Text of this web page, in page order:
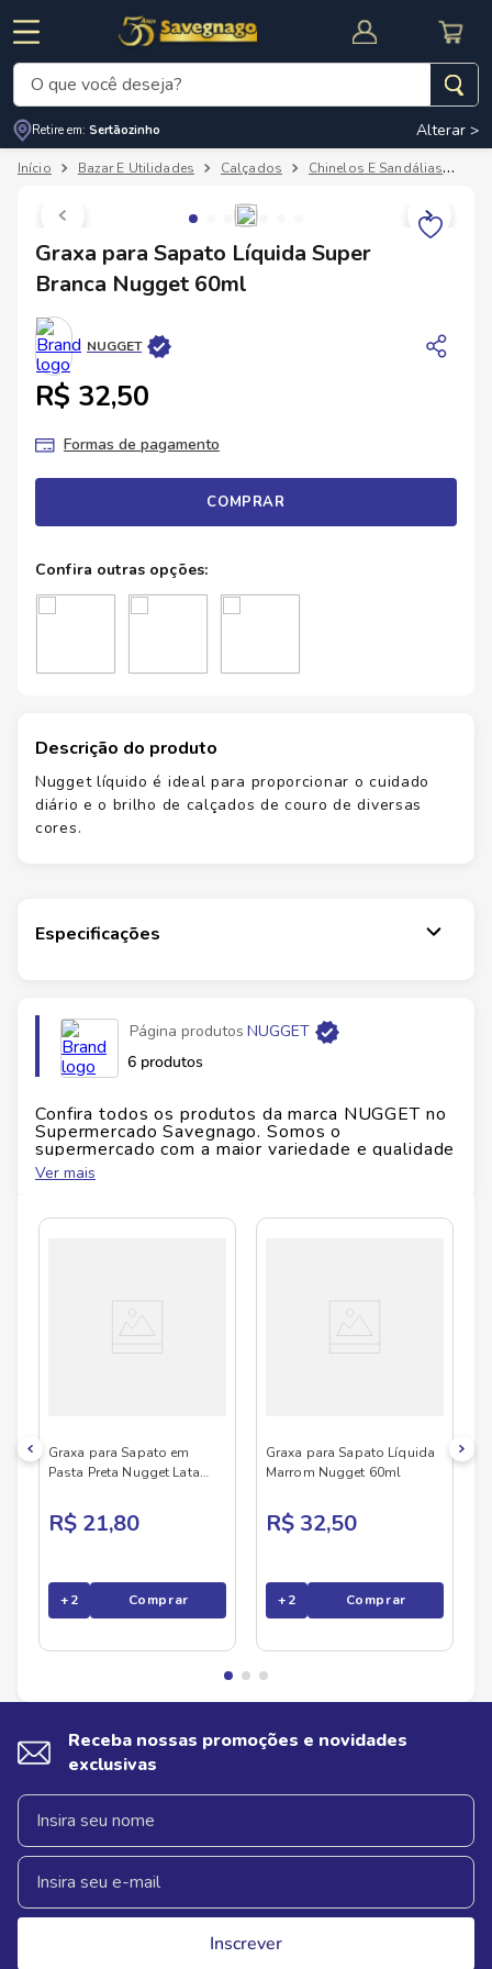
CUPOM DE DESCONTO
O que você deseja?
Retire em: Sertãozinho Alterar >
Bazar E Utilidades Calçados Chinelos E Sandálias
Graxa para Sapato Líquida Super
Branca Nugget 60ml
NUGGET
R$ 32,50
Formas de pagamento
COMPRAR
Descrição do produto
Nugget líquido é ideal para proporcionar o cuidado
diário e o brilho de calçados de couro de diversas
cores.
Especificações
Página produtos NUGGET
6 produtos
Confira todos os produtos da marca NUGGETno
Supermercado Savegnago. Somos o
supermercado com a maior variedade e qualidade
do Brasil!
de produtos NUGGET, confira abaixo:
Ver mais
Graxa para Sapato em
Pasta Preta Nugget Lata
R$ 21,80
+2 Comprar
Graxa para Sapato Líquida
Marrom Nugget 60ml
R$ 32,50
+2 Comprar
Receba nossas promoções e novidades
exclusivas
Inscrever
Termos mais buscados
cafe
3º
cerveja
5º arroz